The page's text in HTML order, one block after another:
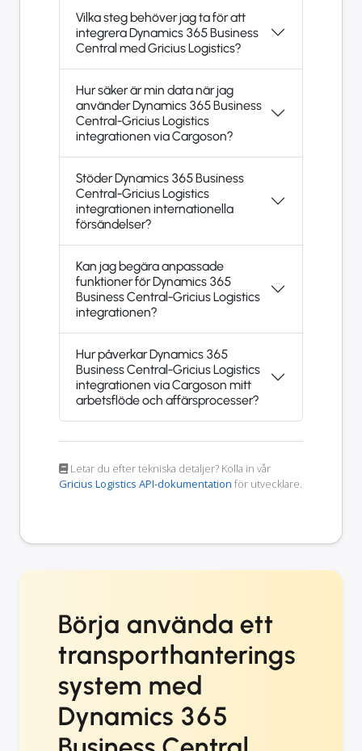
Vilka steg behöver jag ta för att
integrera Dynamics 365 Business
Central med Gricius Logistics?
Hur säker är min data när jag
använder Dynamics 365 Business
Central-Gricius Logistics
integrationen via Cargoson?
Stöder Dynamics 365 Business
Central-Gricius Logistics
integrationen internationella
försändelser?
Kan jag begära anpassade
funktioner för Dynamics 365
Business Central-Gricius Logistics
integrationen?
Hur påverkar Dynamics 365
Business Central-Gricius Logistics
integrationen via Cargoson mitt
arbetsflöde och affärsprocesser?
Letar du efter tekniska detaljer? Kolla in vår
Gricius Logistics API-dokumentation för utvecklare.
Börja använda ett
transporthanterings
system med
Dynamics 365